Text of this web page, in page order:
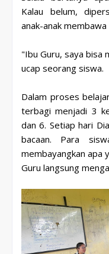
Kalau belum,
anak-anak
"Ibu Guru, saya bisa
ucap seorang siswa.
Dalam proses
terbagi menjadi 3
dan 6. Setiap hari
bacaan. Para
membayangkan apa
Guru langsung